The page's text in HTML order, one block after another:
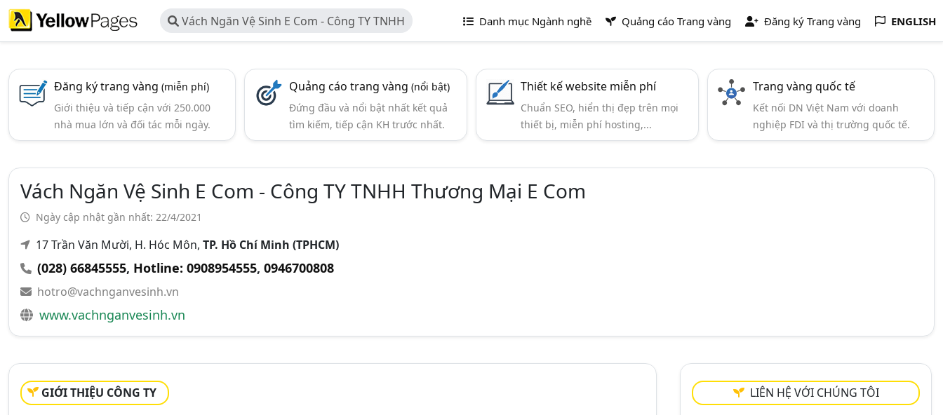
Vách Ngăn Vệ Sinh E Com - Công TY TNHH
Thương Mại E Com
Danh mục Ngành nghề Quảng cáo Trang vàng Đăng ký Trang vàng ENGLISH
Đăng ký trang vàng (miễn phí)
Giới thiệu và tiếp cận với 250.000
nhà mua lớn và đối tác mỗi ngày.
Quảng cáo trang vàng(nổi bật)
Đứng đầu và nổi bật nhất kết quả
tìm kiếm, tiếp cận KH trước nhất.
Thiết kế website miễn phí
Chuẩn SEO, hiển thị đẹp trên mọi
thiết bị, miễn phí hosting,...
Trang vàng quốc tế
Kết nối DN Việt Nam với doanh
nghiệp FDI và thị trường quốc tế.
Vách Ngăn Vệ Sinh E Com - Công TY TNHH Thương Mại E Com
Ngày cập nhật gần nhất: 22/4/2021
17 Trần Văn Mười, H. Hóc Môn, TP. Hồ Chí Minh (TPHCM)
(028) 66845555, Hotline: 0908954555, 0946700808
hotro@vachnganvesinh.vn
www.vachnganvesinh.vn
GIỚI THIỆU CÔNG TY LIÊN HỆ VỚI CHÚNG TÔI